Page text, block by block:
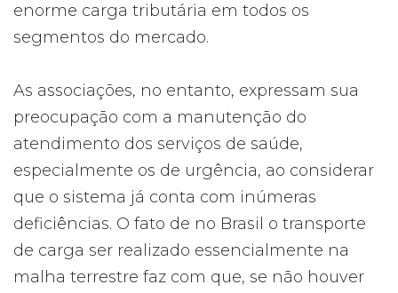
enorme carga tributária em todos os
segmentos do mercado.
As associações, no entanto, expressam sua
preocupação com a manutenção do
atendimento dos serviços de saúde,
especialmente os de urgência, ao considerar
que o sistema já conta com inúmeras
deficiências. O fato de no Brasil o transporte
de carga ser realizado essencialmente na
malha terrestre faz com que, se não houver